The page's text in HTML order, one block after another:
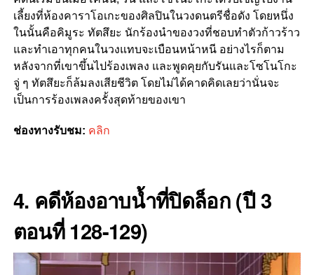
เลี้ยงที่ห้องคาราโอเกะของศิลปินในวงดนตรีชื่อดัง โดยหนึ่ง
ในนั้นคือคิมูระ ทัตสึยะ นักร้องนำของวงที่ชอบทำตัวก้าวร้าว
และทำเอาทุกคนในวงแทบจะเบือนหน้าหนี อย่างไรก็ตาม
หลังจากที่เขาขึ้นไปร้องเพลง และพูดคุยกับรันและโซโนโกะ
จู่ ๆ ทัตสึยะก็ล้มลงเสียชีวิต โดยไม่ได้คาดคิดเลยว่านั่นจะ
เป็นการร้องเพลงครั้งสุดท้ายของเขา
ช่องทางรับชม: คลิก
4. คดีห้องอาบน้ำที่ปิดล็อก (ปี 3
ตอนที่ 128-129)